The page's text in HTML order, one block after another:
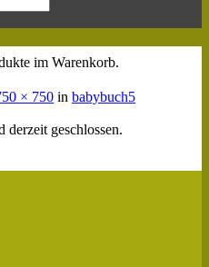
im Warenkorb.
× 750 in babybuch5
derzeit geschlossen.